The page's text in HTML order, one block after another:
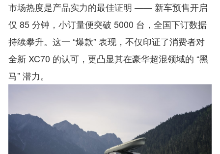
市场热度是产品实力的最佳证明 —— 新车预售开启
仅 85 分钟，小订量便突破 5000 台，全国下订数据
持续攀升。这一 “爆款” 表现，不仅印证了消费者对
全新 XC70 的认可，更凸显其在豪华超混领域的 “黑
马” 潜力。